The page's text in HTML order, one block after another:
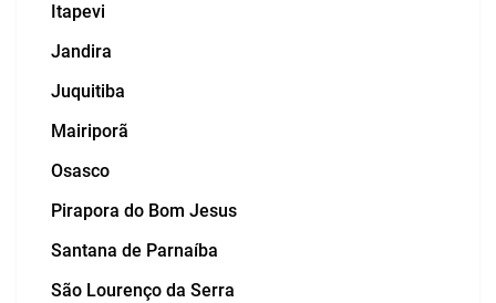
Itapevi
Jandira
Juquitiba
Mairiporã
Osasco
Pirapora do Bom Jesus
Santana de Parnaíba
São Lourenço da Serra